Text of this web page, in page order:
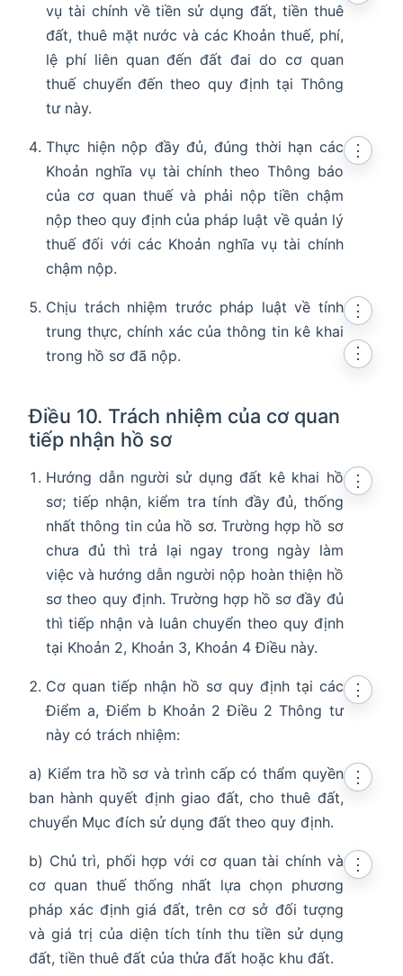
vụ tài chính về tiền sử dụng đất, tiền thuê
đất, thuê mặt nước và các Khoản thuế, phí,
lệ phí liên quan đến đất đai do cơ quan
thuế chuyển đến theo quy định tại Thông
tư này.
Thực hiện nộp đầy đủ, đúng thời hạn các
Khoản nghĩa vụ tài chính theo Thông báo
của cơ quan thuế và phải nộp tiền chậm
nộp theo quy định của pháp luật về quản lý
thuế đối với các Khoản nghĩa vụ tài chính
chậm nộp.
⋮
Chịu trách nhiệm trước pháp luật về tính
trung thực, chính xác của thông tin kê khai
trong hồ sơ đã nộp.
⋮
Điều 10. Trách nhiệm của cơ quan
tiếp nhận hồ sơ
⋮
Hướng dẫn người sử dụng đất kê khai hồ
sơ; tiếp nhận, kiểm tra tính đầy đủ, thống
nhất thông tin của hồ sơ. Trường hợp hồ sơ
chưa đủ thì trả lại ngay trong ngày làm
việc và hướng dẫn người nộp hoàn thiện hồ
sơ theo quy định. Trường hợp hồ sơ đầy đủ
thì tiếp nhận và luân chuyển theo quy định
tại Khoản 2, Khoản 3, Khoản 4 Điều này.
⋮
Cơ quan tiếp nhận hồ sơ quy định tại các
Điểm a, Điểm b Khoản 2 Điều 2 Thông tư
này có trách nhiệm:
⋮
a) Kiểm tra hồ sơ và trình cấp có thẩm quyền
ban hành quyết định giao đất, cho thuê đất,
chuyển Mục đích sử dụng đất theo quy định.
⋮
b) Chủ trì, phối hợp với cơ quan tài chính và
cơ quan thuế thống nhất lựa chọn phương
pháp xác định giá đất, trên cơ sở đối tượng
và giá trị của diện tích tính thu tiền sử dụng
đất, tiền thuê đất của thửa đất hoặc khu đất.
⋮